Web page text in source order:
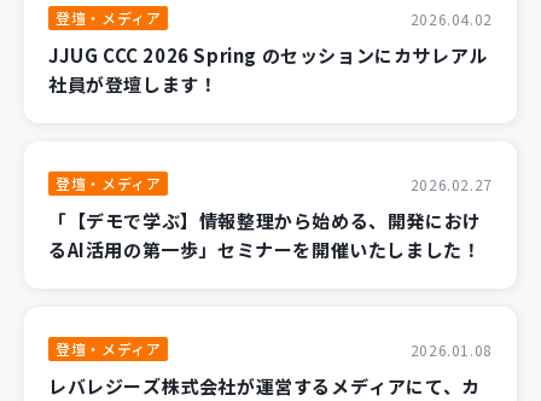
登壇・メディア 2026.04.02
JJUG CCC 2026 Spring のセッションにカサレアル
社員が登壇します！
登壇・メディア 2026.02.27
「【デモで学ぶ】情報整理から始める、開発におけ
るAI活用の第一歩」セミナーを開催いたしました！
登壇・メディア 2026.01.08
レバレジーズ株式会社が運営するメディアにて、カ